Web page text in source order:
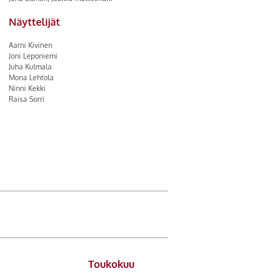
Näyttelijät
Aarni Kivinen
Joni Leponiemi
Juha Kulmala
Mona Lehtola
Ninni Kekki
Raisa Sorri
Toukokuu